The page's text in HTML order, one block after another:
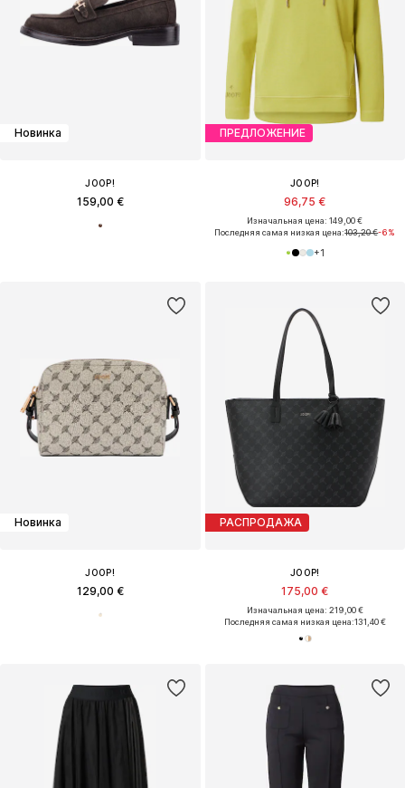
Новинка
JOOP!
159,00 €
ПРЕДЛОЖЕНИЕ
JOOP!
96,75 €
Изначальная цена: 149,00 €
Последняя самая низкая цена:103,20 €-6%
+1
Новинка
JOOP!
129,00 €
РАСПРОДАЖА
JOOP!
175,00 €
Изначальная цена: 219,00 €
Последняя самая низкая цена:131,40 €